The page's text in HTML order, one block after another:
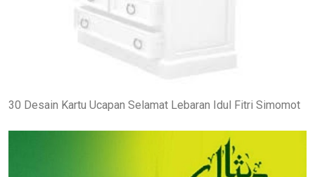
30 Desain Kartu Ucapan Selamat Lebaran Idul Fitri Simomot